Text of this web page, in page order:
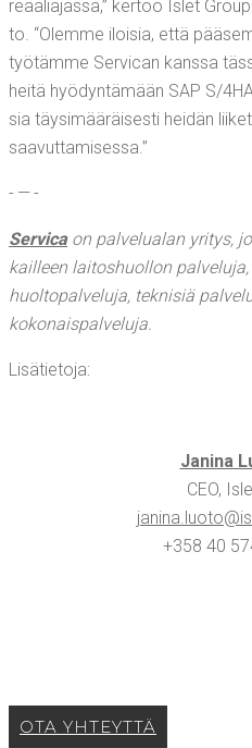
reaa­lia­jas­sa,” ker­too Islet
to. “Olem­me iloi­sia, että
työ­täm­me Ser­vican kans­sa
hei­tä hyö­dyn­tä­mään SAP S/
sia täy­si­mää­räi­ses­ti hei­dän
saavuttamisessa.”
- — -
Ser­vicaon pal­ve­lua­lan yri­tys,
kail­leen lai­tos­huol­lon
huol­to­pal­ve­lu­ja, tek­ni­siä
kokonaispalveluja.
Lisä­tie­to­ja:
Jani­na
CEO,
+358 40
OTA YHTEYT­TÄ